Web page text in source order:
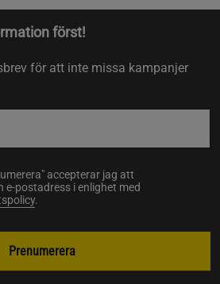
först!
för att inte missa kampanjer
accepterar jag att
postadress i enlighet med
.
Prenumerera